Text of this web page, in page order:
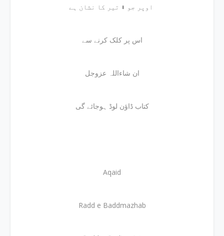
اس پر کلک کرنے سے
ان شاءاللہ عزوجل
کتاب ڈاؤن لوڈ ہوجائے گی
Aqaid
Radd e Baddmazhab